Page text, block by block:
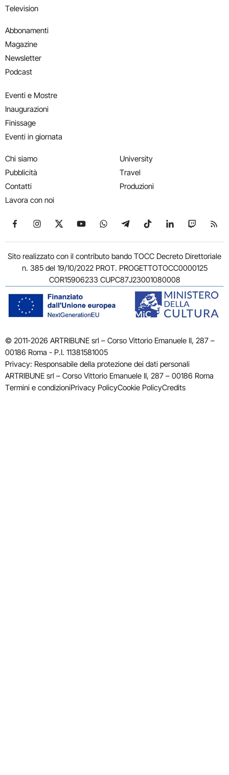
Television
Abbonamenti
Magazine
Newsletter
Podcast
Eventi e Mostre
Inaugurazioni
Finissage
Eventi in giornata
Chi siamo
Pubblicità
Contatti
Lavora con noi
University
Travel
Produzioni
Seguici su Facebook
Seguici su Instagram
Seguici su X
Seguici su YouTube
Seguici su WhatsApp
Seguici su Telegram
Seguici su TikTok
Seguici su
Seguici
Sito realizzato con il contributo bando TOCC Decreto Direttoriale
n. 385 del 19/10/2022 PROT. PROGETTOTOCC0000125
COR15906233 CUPC87J23001080008
© 2011-2026 ARTRIBUNE srl – Corso Vittorio Emanuele II, 287 –
00186 Roma - P.I. 11381581005
Privacy: Responsabile della protezione dei dati personali
ARTRIBUNE srl – Corso Vittorio Emanuele II, 287 – 00186 Roma
Termini e condizioniPrivacy PolicyCookie PolicyCredits